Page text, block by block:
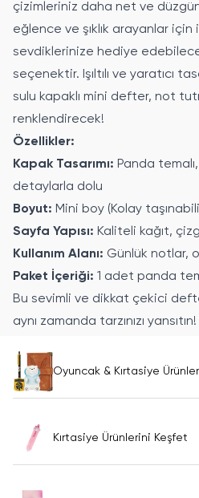
çizimleriniz daha net ve
eğlence ve şıklık arayanlar
sevdiklerinize hediye
seçenektir. Işıltılı ve yaratıcı
sulu kapaklı mini defter, not
renklendirecek!
Özellikler:
Kapak Tasarımı: Panda
detaylarla dolu
Boyut: Mini boy (Kolay
Sayfa Yapısı: Kaliteli kağıt,
Kullanım Alanı: Günlük notlar,
Paket İçeriği: 1 adet panda
Bu sevimli ve dikkat çekici
aynı zamanda tarzınızı yansıtın!
Oyuncak & Kırtasiye
Kırtasiye Ürünlerini Keşfet